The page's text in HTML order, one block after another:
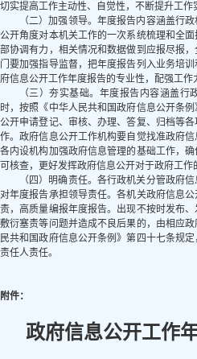
切实提高工作主动性、自觉性，不断提升工作
（二）加强领导。 年度报告内容涵盖行
公开角度对本机关工作的一次系统梳理和全
部协调有力，相关情况和数据做到应报尽报
门要加强指导监督，把年度报告列入业务培
府信息公开工作年度报告的专业性，配强工作
（三）夯实基础。 年度报告内容涵盖行
时，按照《中华人民共和国政府信息公开条
公开申请登记、审核、办理、答复、归档等
作。政府信息公开工作机构要自觉找准政府
各内设机构加强政府信息管理的基础工作，
可核查，更好发挥政府信息公开对于政府工作
（四）明确责任。 各行政机关分管政府
对年度报告承担领导责任。各机关政府信息
责，高质量编报年度报告。出现不按时发布
敷衍塞责等问题并造成不良后果的，由相应
民共和国政府信息公开条例》第四十七条规
责任人责任。
附件：
政府信息公开工作